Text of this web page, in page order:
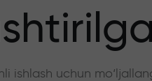
ishlash uchun